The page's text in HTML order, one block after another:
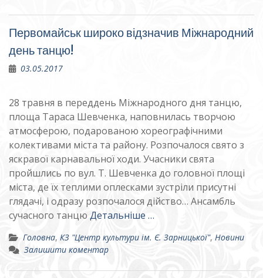
Первомайськ широко відзначив Міжнародний
день танцю!
03.05.2017
28 травня в переддень Міжнародного дня танцю,
площа Тараса Шевченка, наповнилась творчою
атмосферою, подарованою хореографічними
колективами міста та району. Розпочалося свято з
яскравої карнавальної ходи. Учасники свята
пройшлись по вул. Т. Шевченка до головної площі
міста, де їх теплими оплесками зустріли присутні
глядачі, і одразу розпочалося дійство… Ансамбль
сучасного танцю Детальніше …
Головна, КЗ "Центр культури ім. Є. Зарницької", Новини
Залишити коментар